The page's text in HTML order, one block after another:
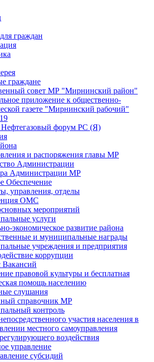
граждан
граждане
совет МР "Мирнинский район"
приложение к общественно-
газете "Мирнинский рабочий"
форум РС (Я)
и распоряжения главы МР
Администрации
Администрации МР
Обеспечение
управления, отделы
ОМС
мероприятий
услуги
экономическое развитие района
и муниципальные награды
учреждения и предприятия
коррупции
Вакансий
правовой культуры и бесплатная
помощь населению
слушания
справочник МР
контроль
участия населения в
местного самоуправления
воздействия
управление
субсидий